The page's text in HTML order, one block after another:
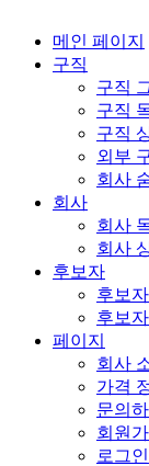
메인 페이지
구직
구직
구직
구직
외부
회사
회사
회사
회사
후보자
후보
후보
페이지
회사
가격
문의하
회원
로그인